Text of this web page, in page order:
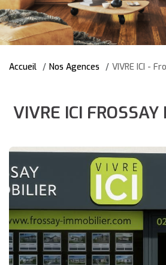
Accueil Nos Agences VIVRE ICI -
VIVRE ICI